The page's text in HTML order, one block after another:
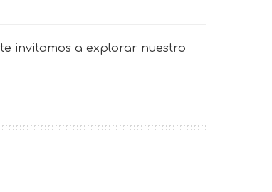
invitamos a explorar nuestro